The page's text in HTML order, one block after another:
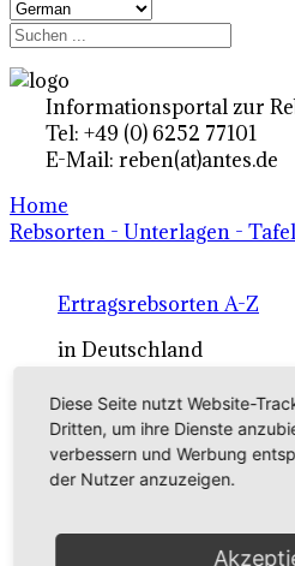
Informationsportal zur
Tel: +49 (0) 6252 77101
E-Mail: reben(at)antes.de
Home
Rebsorten - Unterlagen -
Ertragsrebsorten A-Z
in Deutschland
Rebsorten international
externe Links
Tafeltraubensorten
Diese Seite nutzt Website-
Dritten, um ihre Dienste
verbessern und Werbung
der Nutzer anzuzeigen.